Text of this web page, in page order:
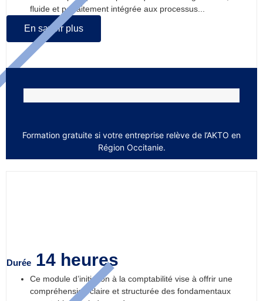
fluide et parfaitement intégrée aux processus...
En savoir plus
Formation gratuite si votre entreprise relève de l’AKTO en
Région Occitanie.
Durée 14 heures
Ce module d’initiation à la comptabilité vise à offrir une
compréhension claire et structurée des fondamentaux